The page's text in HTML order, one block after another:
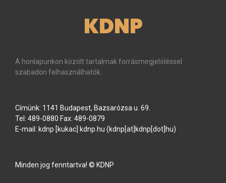
KDNP
A honlapunkon közölt tartalmak forrásmegjelöléssel
szabadon felhasználhatók.
Címünk: 1141 Budapest, Bazsarózsa u. 69.
Tel: 489-0880 Fax: 489-0879
E-mail: kdnp [kukac] kdnp.hu (kdnp[at]kdnp[dot]hu)
Minden jog fenntartva! © KDNP